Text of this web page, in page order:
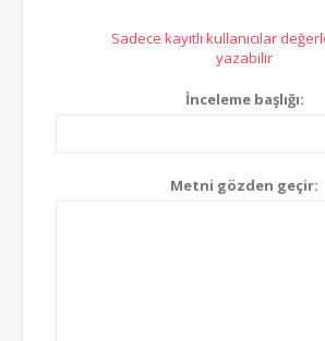
Sadece kayıtlı kullanıcılar
yazabilir
İnceleme başlığı:
Metni gözden geçir: